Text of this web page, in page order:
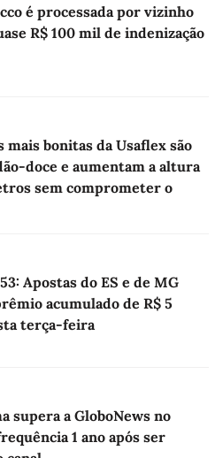
é processada por vizinho
R$ 100 mil de indenização
mais bonitas da Usaflex são
doce e aumentam a altura
sem comprometer o
Apostas do ES e de MG
acumulado de R$ 5
terça-feira
supera a GloboNews no
1 ano após ser